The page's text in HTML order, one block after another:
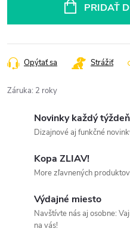
PRIDAŤ
Opýtať sa Strážiť
Záruka: 2 roky
Novinky každý týždeň
Dizajnové aj funkčné
Kopa ZLIAV!
More zľavnených
Výdajné miesto
Navštívte nás aj osobne:
na vás!